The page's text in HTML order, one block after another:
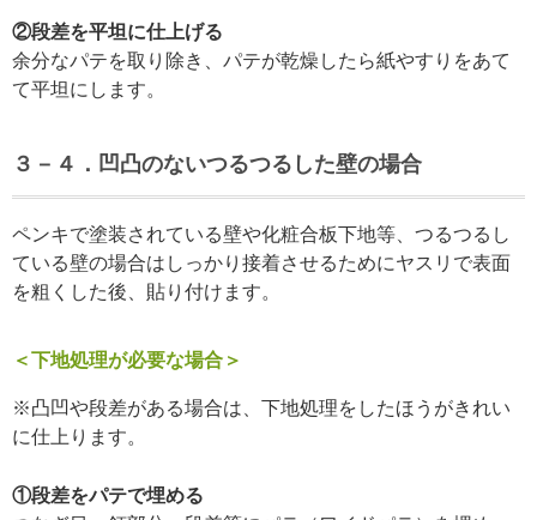
②段差を平坦に仕上げる
余分なパテを取り除き、パテが乾燥したら紙やすりをあて
て平坦にします。
３－４．凹凸のないつるつるした壁の場合
ペンキで塗装されている壁や化粧合板下地等、つるつるし
ている壁の場合はしっかり接着させるためにヤスリで表面
を粗くした後、貼り付けます。
＜下地処理が必要な場合＞
※凸凹や段差がある場合は、下地処理をしたほうがきれい
に仕上ります。
①段差をパテで埋める